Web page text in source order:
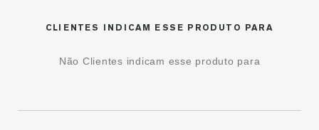
CLIENTES INDICAM ESSE PRODUTO PARA
Não Clientes indicam esse produto para